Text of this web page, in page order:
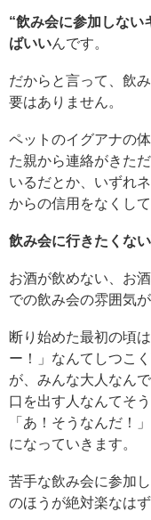
“飲み会に参加しない
ばいいんです。
だからと言って、飲
要はありません。
ペットのイグアナの
た親から連絡がきた
いるだとか、いずれ
からの信用をなくし
飲み会に行きたくな
お酒が飲めない、お
での飲み会の雰囲気
断り始めた最初の頃
ー！」なんてしつこ
が、みんな大人なん
口を出す人なんてそ
「あ！そうなんだ！
になっていきます。
苦手な飲み会に参加
のほうが絶対楽なはず